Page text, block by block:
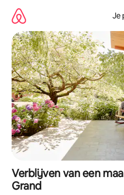
direct
naar
inhoud
Je
Verblijven van een
Grand